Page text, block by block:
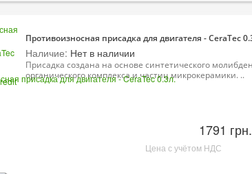
Противоизносная присадка для двигателя - CeraTec
Наличие: Нет в наличии
Присадка создана на основе синтетического
органического комплекса и частиц микрокерамики. ..
1791 грн.
Цена с учётом НДС